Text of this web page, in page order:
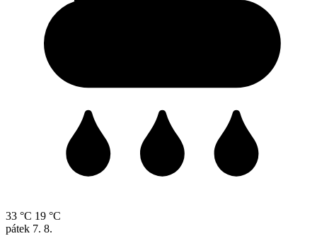
33 °C 19 °C
pátek 7. 8.